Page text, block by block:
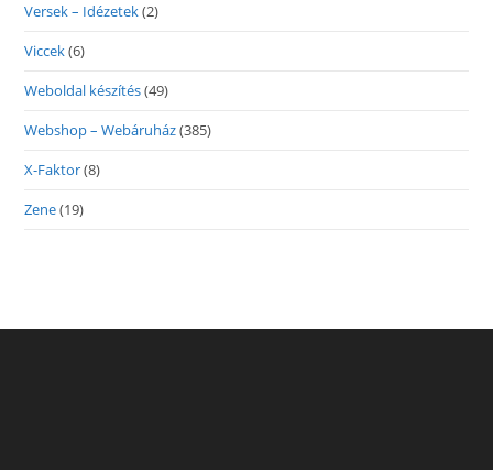
Versek – Idézetek(2)
Viccek(6)
Weboldal készítés(49)
Webshop – Webáruház(385)
X-Faktor(8)
Zene(19)